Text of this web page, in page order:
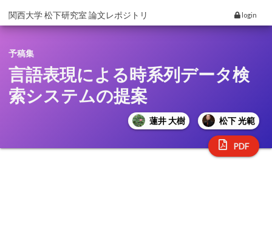
関西大学 松下研究室 論文レポジトリ login
予稿集
言語表現による時系列データ検
索システムの提案
蓮井 大樹 松下 光範
PDF